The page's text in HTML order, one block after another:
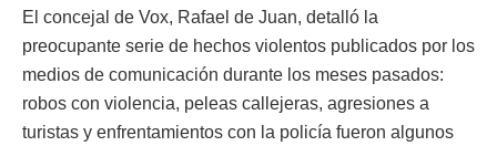
El concejal de Vox, Rafael de Juan, detalló la
preocupante serie de hechos violentos publicados por los
medios de comunicación durante los meses pasados:
robos con violencia, peleas callejeras, agresiones a
turistas y enfrentamientos con la policía fueron algunos